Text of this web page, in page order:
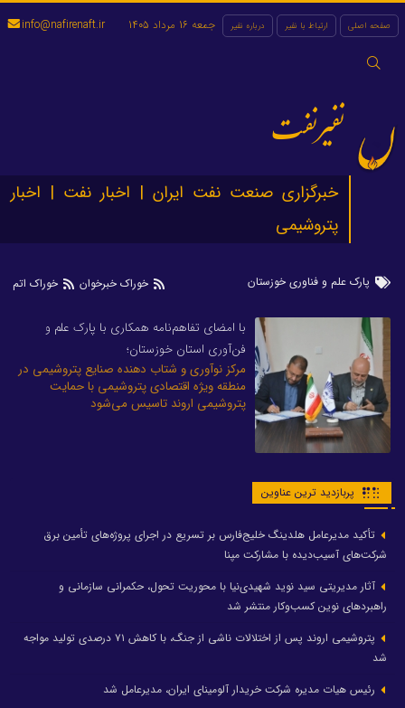
صفحه اصلی ارتباط با نفیر درباره نفیر
جستجو
جمعه 16 مرداد 1405 info@nafirenaft.ir
نفیرنفت
خبرگزاری صنعت نفت ایران | اخبار نفت | اخبار
پتروشیمی
پارک علم و فناوری خوزستان خوراک خبرخوان خوراک اتم
با امضای تفاهم‌نامه همکاری با پارک علم و
فن‌آوری استان خوزستان؛
مرکز نوآوری و شتاب دهنده صنایع پتروشیمی در
منطقه ویژه اقتصادی پتروشیمی با حمایت
پتروشیمی اروند تاسیس می‌شود
پربازدید ترین عناوین
تأکید مدیرعامل هلدینگ خلیج‌فارس بر تسریع در اجرای پروژه‌های تأمین برق
شرکت‌های آسیب‌دیده با مشارکت مپنا
آثار مدیریتی سید نوید شهیدی‌نیا با محوریت تحول، حکمرانی سازمانی و
راهبردهای نوین کسب‌وکار منتشر شد
پتروشیمی اروند پس از اختلالات ناشی از جنگ، با کاهش ۷۱ درصدی تولید مواجه
شد
رئیس هیات مدیره شرکت خریدار آلومینای ایران، مدیرعامل شد